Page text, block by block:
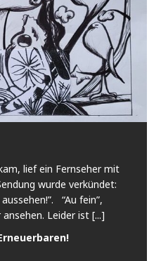
lief ein Fernseher mit
wurde verkündet:
“Au fein”,
Leider ist [...]